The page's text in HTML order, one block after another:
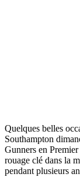
Quelques belles
Southampton
Gunners en
rouage clé dans la
pendant plusieurs